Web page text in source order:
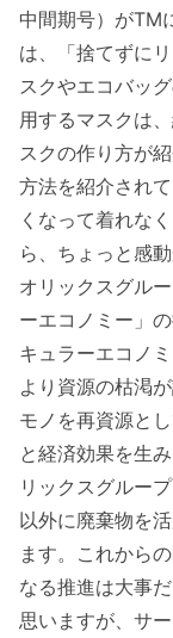
中間期号）がTM
は、「捨てずに
スクやエコバッ
用するマスクは
スクの作り方が
方法を紹介され
くなって着れな
ら、ちょっと感
オリックスグル
ーエコノミー」
キュラーエコノ
より資源の枯渇
モノを再資源と
と経済効果を生
リックスグルー
以外に廃棄物を
ます。これから
なる推進は大事
思いますが、サ